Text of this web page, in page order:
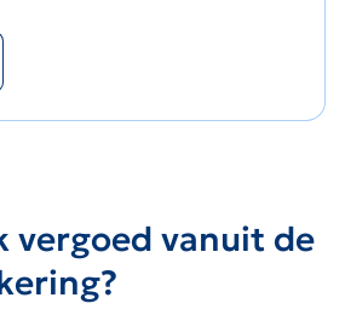
vergoed vanuit de